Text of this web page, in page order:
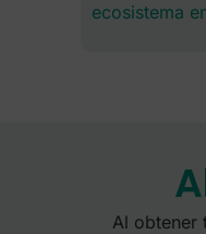
ecosistema
Al obtener